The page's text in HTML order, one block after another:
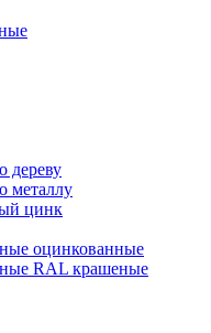
дереву
металлу
цинк
оцинкованные
RAL крашеные